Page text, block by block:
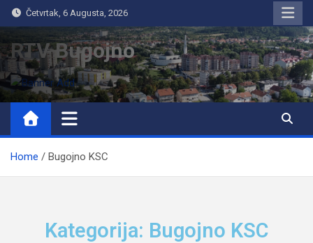
Četvrtak, 6 Augusta, 2026
RTV Bugojno
Home Bugojno KSC
Kategorija: Bugojno KSC